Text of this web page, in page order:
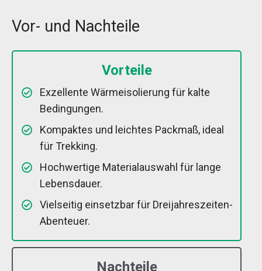
Vor- und Nachteile
Vorteile
Exzellente Wärmeisolierung für kalte
Bedingungen.
Kompaktes und leichtes Packmaß, ideal
für Trekking.
Hochwertige Materialauswahl für lange
Lebensdauer.
Vielseitig einsetzbar für Dreijahreszeiten-
Abenteuer.
Nachteile